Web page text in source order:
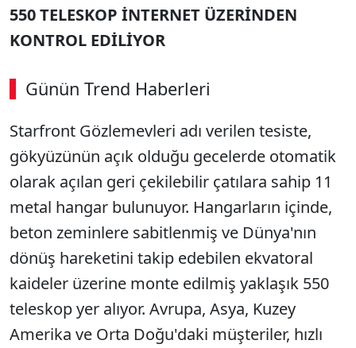
550 TELESKOP İNTERNET ÜZERİNDEN
KONTROL EDİLİYOR
Günün Trend Haberleri
SÖZCÜ SON DAKİKA
Starfront Gözlemevleri adı verilen tesiste,
gökyüzünün açık olduğu gecelerde otomatik
olarak açılan geri çekilebilir çatılara sahip 11
metal hangar bulunuyor. Hangarların içinde,
beton zeminlere sabitlenmiş ve Dünya'nın
dönüş hareketini takip edebilen ekvatoral
kaideler üzerine monte edilmiş yaklaşık 550
teleskop yer alıyor. Avrupa, Asya, Kuzey
Amerika ve Orta Doğu'daki müşteriler, hızlı